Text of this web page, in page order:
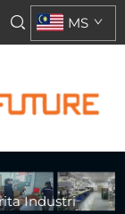
MS
Industri